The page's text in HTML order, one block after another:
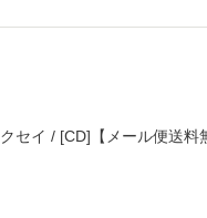
セイ / [CD]【メール便送料